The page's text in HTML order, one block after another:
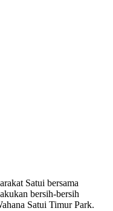
Satui bersama
bersih-bersih
Satui Timur Park.